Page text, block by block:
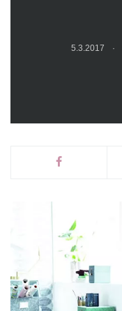
5.3.2017